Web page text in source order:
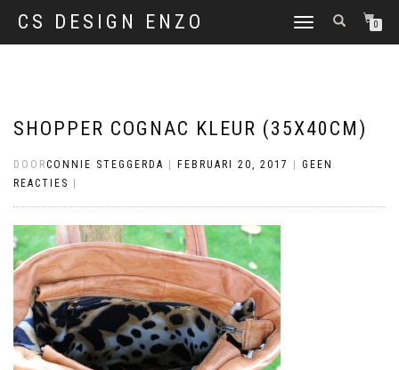
CS DESIGN ENZO
SCHAKEL
0
SHOPPER COGNAC KLEUR (35X40CM)
DOORCONNIE STEGGERDA FEBRUARI 20, 2017
GEEN
REACTIES